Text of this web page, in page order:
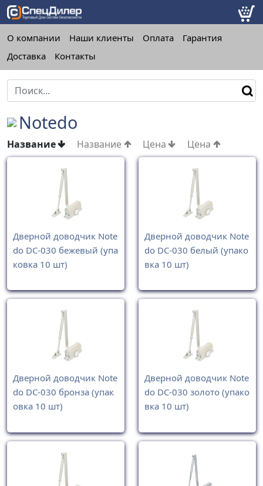
О компании Наши клиенты Оплата
Гарантия
Доставка
Контакты
Notedo
Название Название Цена Цена
Дверной доводчик Note
do DC-030 бежевый (упа
ковка 10 шт)
Дверной доводчик Note
do DC-030 белый (упако
вка 10 шт)
Дверной доводчик Note
do DC-030 бронза (упак
овка 10 шт)
Дверной доводчик Note
do DC-030 золото (упако
вка 10 шт)